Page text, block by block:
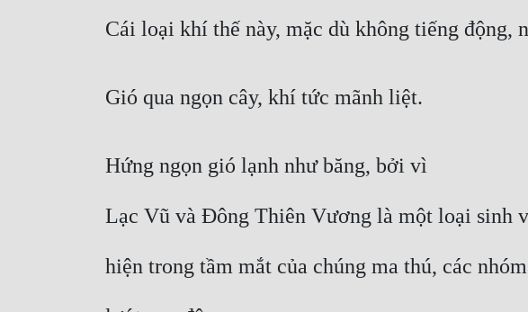
Cái loại khí thế này, mặc dù không tiếng động,
Gió qua ngọn cây, khí tức mãnh liệt.
Hứng ngọn gió lạnh như băng, bởi vì
Lạc Vũ và Đông Thiên Vương là một loại sinh
hiện trong tầm mắt của chúng ma thú, các